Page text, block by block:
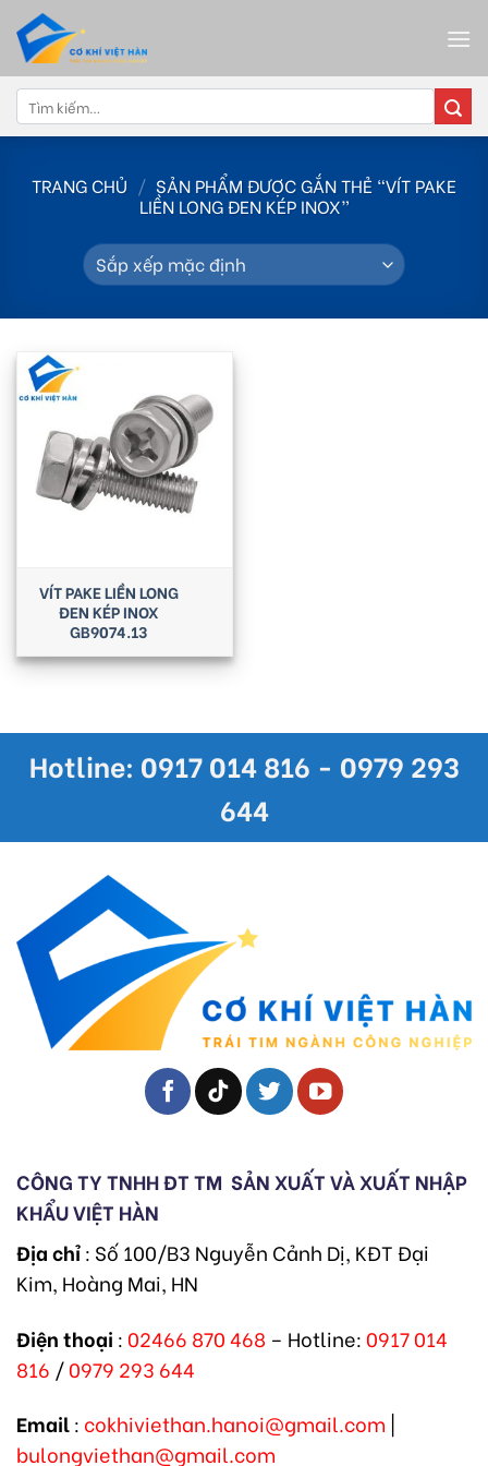
content
Tìm
kiếm:
TRANG CHỦ / SẢN PHẨM ĐƯỢC GẮN THẺ “VÍT PAKE
LIỀN LONG ĐEN KÉP INOX”
VÍT PAKE LIỀN LONG
ĐEN KÉP INOX
GB9074.13
Hotline: 0917 014 816 - 0979 293
644
CÔNG TY TNHH ĐT TM SẢN XUẤT VÀ XUẤT NHẬP
KHẨU VIỆT HÀN
Địa chỉ: Số 100/B3 Nguyễn Cảnh Dị, KĐT Đại
Kim, Hoàng Mai, HN
Điện thoại : 02466 870 468 – Hotline: 0917 014
816 /0979 293 644
Email: cokhiviethan.hanoi@gmail.com
bulongviethan@gmail.com